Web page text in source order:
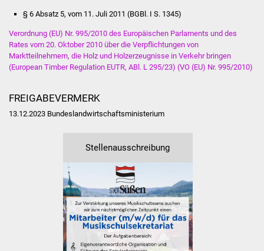
Gesundheit und Notfall
Ärzte und Apotheken
Pflege von Angehörigen
Index
ÖPNV
Abfall und Entsorgung
Kultur & Freizeit
§ 6 Absatz 5, vom 11. Juli 2011 (BGBl. I S. 1345)
Verordnung (EU) Nr. 995/2010 des Europäischen Parlaments und des
Rates vom 20. Oktober 2010 über die Verpflichtungen von
Marktteilnehmern, die Holz und Holzerzeugnisse in Verkehr bringen
(European Timber Regulation EUTR, ABl. L 295/23) (VO (EU) Nr. 995/2010)
FREIGABEVERMERK
13.12.2023Bundeslandwirtschaftsministerium
Stellenausschreibung